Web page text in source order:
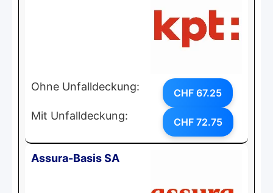
Ohne Unfalldeckung: CHF 67.25
Mit Unfalldeckung: CHF 72.75
Assura-Basis SA